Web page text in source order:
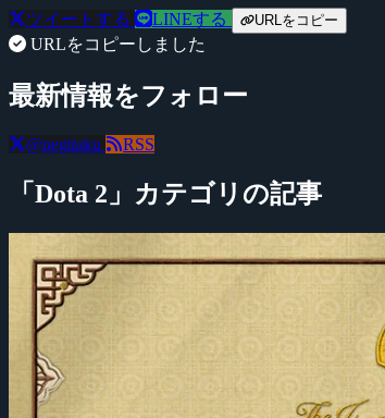
ツイートする LINEする URLをコピー
URLをコピーしました
最新情報をフォロー
@negitaku RSS
「Dota 2」カテゴリの記事